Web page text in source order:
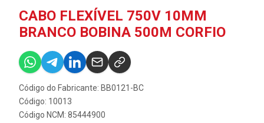
CABO FLEXÍVEL 750V 10MM
BRANCO BOBINA 500M CORFIO
Código do Fabricante: BB0121-BC
Código: 10013
Código NCM: 85444900